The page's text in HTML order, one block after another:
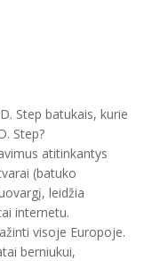
Step batukais, kurie
Step?
atitinkantys
(batuko
leidžia
internetu.
visoje Europoje.
berniukui,